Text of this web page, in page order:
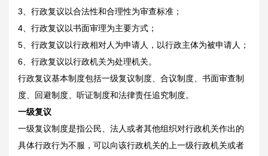
3、行政复议以合法性和合理性为审查标准；
4、行政复议以书面审理为主要方式；
5、行政复议以行政相对人为申请人，以行政主体为被申请人；
6、行政复议以行政机关为处理机关。
行政复议基本制度包括一级复议制度、合议制度、书面审查制
度、回避制度、听证制度和法律责任追究制度。
一级复议
一级复议制度是指公民、法人或者其他组织对行政机关作出的
具体行政行为不服，可以向该行政机关的上一级行政机关或者